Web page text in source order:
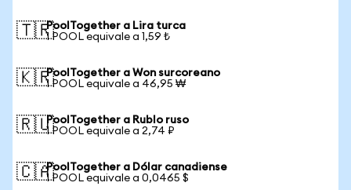
🇹🇷PoolTogether a Lira turca
1 POOL equivale a 1,59 ₺
🇰🇷PoolTogether a Won surcoreano
1 POOL equivale a 46,95 ₩
🇷🇺PoolTogether a Rublo ruso
1 POOL equivale a 2,74 ₽
🇨🇦PoolTogether a Dólar canadiense
1 POOL equivale a 0,0465 $